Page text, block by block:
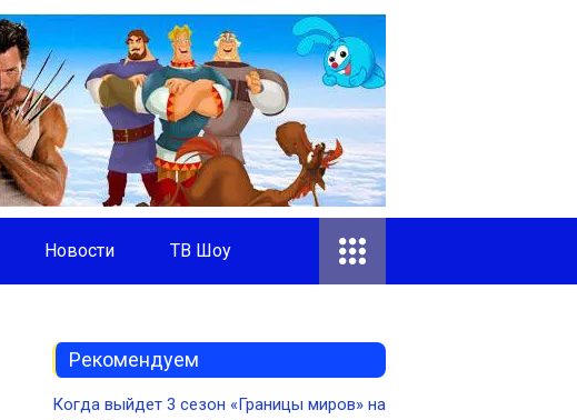
Новости ТВ Шоу
Рекомендуем
Когда выйдет 3 сезон «Границы миров» на